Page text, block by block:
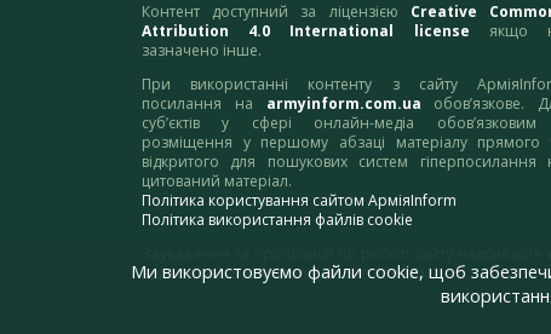
Контент доступний за ліцензією Creative
Attribution 4.0 International license якщо
зазначено інше.
При використанні контенту з сайту
посилання на armyinform.com.ua обов’язкове.
суб’єктів у сфері онлайн-медіа
розміщення у першому абзаці матеріалу прямого
відкритого для пошукових систем гіперпосилання
цитований матеріал.
Політика користування сайтом АрміяInform
Політика використання файлів cookie
адресу:webmaster@armyinform.com.ua
Ми використовуємо файли cookie, щоб